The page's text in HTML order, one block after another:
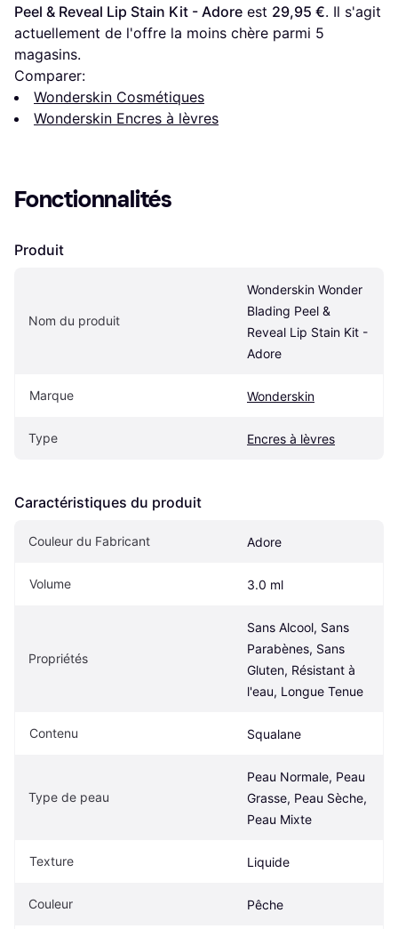
Peel & Reveal Lip Stain Kit - Adore est 29,95 €. Il s'agit
actuellement de l'offre la moins chère parmi 5
magasins.
Comparer:
Wonderskin Cosmétiques
Wonderskin Encres à lèvres
Fonctionnalités
Produit
Nom du produit
Wonderskin Wonder
Blading Peel &
Reveal Lip Stain Kit -
Adore
Marque Wonderskin
Type Encres à lèvres
Caractéristiques du produit
Couleur du Fabricant Adore
Volume 3.0 ml
Propriétés
Sans Alcool, Sans
Parabènes, Sans
Gluten, Résistant à
l'eau, Longue Tenue
Contenu Squalane
Type de peau
Peau Normale, Peau
Grasse, Peau Sèche,
Peau Mixte
Texture Liquide
Couleur Pêche